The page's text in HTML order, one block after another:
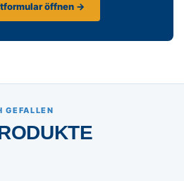
öffnen →
GEFALLEN